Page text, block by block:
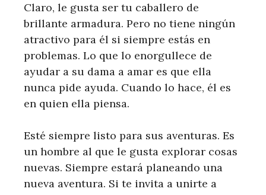
Claro, le gusta ser tu caballero de
brillante armadura. Pero no tiene ningún
atractivo para él si siempre estás en
problemas. Lo que lo enorgullece de
ayudar a su dama a amar es que ella
nunca pide ayuda. Cuando lo hace, él es
en quien ella piensa.
Esté siempre listo para sus aventuras. Es
un hombre al que le gusta explorar cosas
nuevas. Siempre estará planeando una
nueva aventura. Si te invita a unirte a